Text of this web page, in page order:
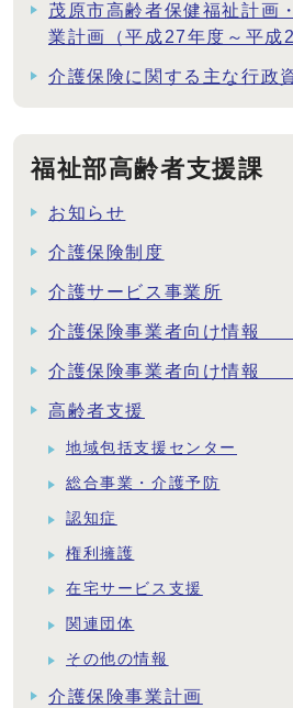
茂原市高齢者保健福祉計画
業計画（平成27年度～平成
介護保険に関する主な行政
福祉部高齢者支援課
お知らせ
介護保険制度
介護サービス事業所
介護保険事業者向け情報
介護保険事業者向け情報
高齢者支援
地域包括支援センター
総合事業・介護予防
認知症
権利擁護
在宅サービス支援
関連団体
その他の情報
介護保険事業計画